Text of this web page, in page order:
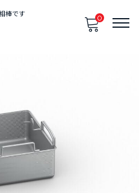
はございません。
棒です 0